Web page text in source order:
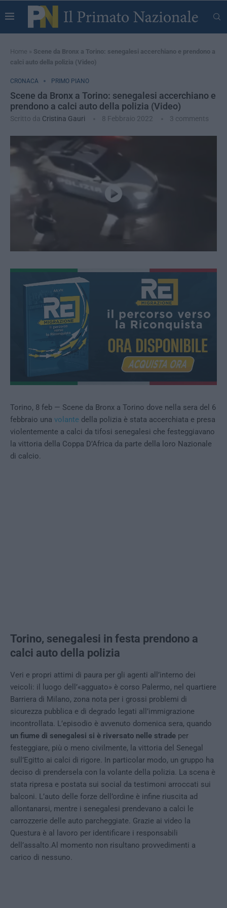
Home » Scene da Bronx a Torino: senegalesi accerchiano e prendono a
calci auto della polizia (Video)
CRONACA PRIMO PIANO
Scene da Bronx a Torino: senegalesi accerchiano e
prendono a calci auto della polizia (Video)
Scritto da Cristina Gauri 8 Febbraio 2022 3 comments
Torino, 8 feb — Scene da Bronx a Torino dove nella sera del 6
febbraio una volante della polizia è stata accerchiata e presa
violentemente a calci da tifosi senegalesi che festeggiavano
la vittoria della Coppa D’Africa da parte della loro Nazionale
di calcio.
Torino, senegalesi in festa prendono a
calci auto della polizia
Veri e propri attimi di paura per gli agenti all’interno dei
veicoli: il luogo dell’«agguato» è corso Palermo, nel quartiere
Barriera di Milano, zona nota per i grossi problemi di
sicurezza pubblica e di degrado legati all’immigrazione
incontrollata. L’episodio è avvenuto domenica sera, quando
un fiume di senegalesi si è riversato nelle strade per
festeggiare, più o meno civilmente, la vittoria del Senegal
sull’Egitto ai calci di rigore. In particolar modo, un gruppo ha
deciso di prendersela con la volante della polizia. La scena è
stata ripresa e postata sui social da testimoni arroccati sui
balconi. L’auto delle forze dell’ordine è infine riuscita ad
allontanarsi, mentre i senegalesi prendevano a calci le
carrozzerie delle auto parcheggiate. Grazie ai video la
Questura è al lavoro per identificare i responsabili
dell’assalto.Al momento non risultano provvedimenti a
carico di nessuno.